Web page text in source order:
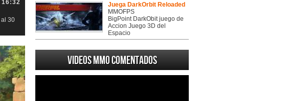
16:32
al 30
Juega DarkOrbit Reloaded
MMOFPS
BigPoint DarkObit juego de
Accion Juego 3D del
Espacio
Videos MMO Comentados